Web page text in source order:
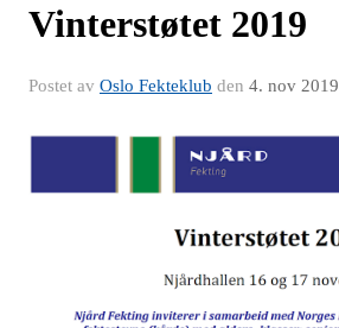
Vinterstøtet 2019
Postet av Oslo Fekteklub den 4. nov 2019